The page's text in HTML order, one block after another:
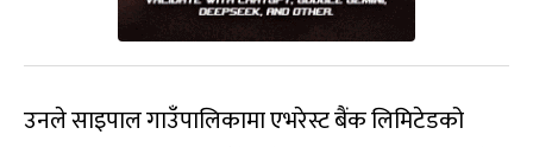
उनले साइपाल गाउँपालिकामा एभरेस्ट बैंक लिमिटेडको